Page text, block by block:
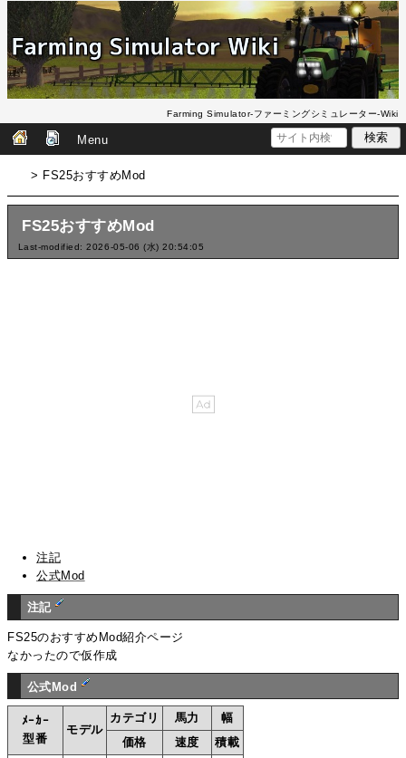
Farming Simulator-ファーミングシミュレーター-Wiki
Menu
> FS25おすすめMod
FS25おすすめMod
Last-modified: 2026-05-06 (水) 20:54:05
注記
公式Mod
注記
FS25のおすすめMod紹介ページ
なかったので仮作成
公式Mod
ﾒｰｶｰ
型番
モデル
カテゴリ 馬力
幅
価格
速度 積載